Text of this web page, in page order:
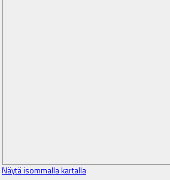
Näytä isommalla kartalla